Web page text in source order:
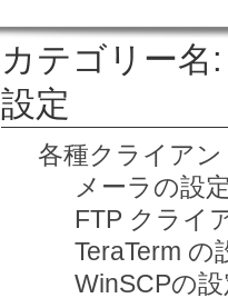
カテゴリー
設定
各種クライア
メーラの設
FTP クライ
TeraTerm の
WinSCPの